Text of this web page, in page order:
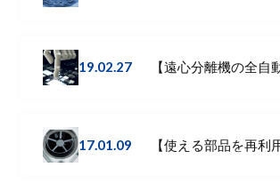
19.02.27
17.01.09